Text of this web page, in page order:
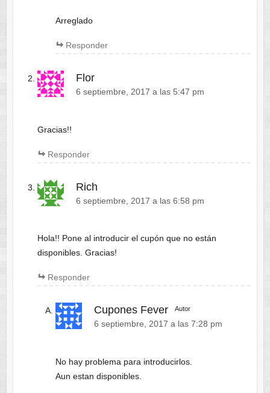
Arreglado
Responder
Flor
6 septiembre, 2017 a las 5:47 pm
Gracias!!
Responder
Rich
6 septiembre, 2017 a las 6:58 pm
Hola!! Pone al introducir el cupón que no están
disponibles. Gracias!
Responder
Cupones Fever Autor
6 septiembre, 2017 a las 7:28 pm
No hay problema para introducirlos.
Aun estan disponibles.